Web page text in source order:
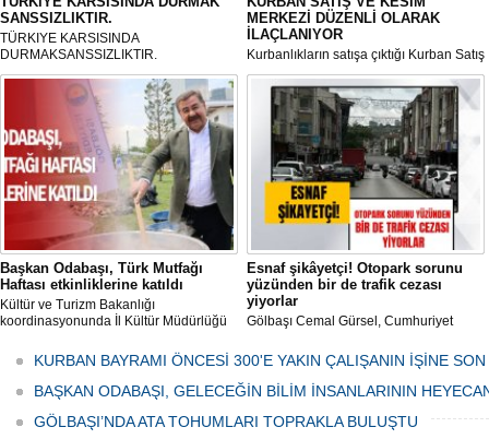
SANSSIZLIKTIR.
TÜRKIYE KARSISINDA
DURMAKSANSSIZLIKTIR.
MERKEZİ DÜZENLİ OLARAK
İLAÇLANIYOR
Kurbanlıkların satışa çıktığı Kurban Satış
ve Kesim Merkezi, haşere ve
mikropların önüne geçilmesi amacıyla
her gün Gölbaşı Belediyesi ekipleri
tarafından düzenli olarak ilaçlanıyor.
Başkan Odabaşı, Türk Mutfağı
Haftası etkinliklerine katıldı
Kültür ve Turizm Bakanlığı
koordinasyonunda İl Kültür Müdürlüğü
Haftası" etkinlikleri Ankara'da devam
ediyor.
Esnaf şikâyetçi! Otopark sorunu
yüzünden bir de trafik cezası
yiyorlar
Gölbaşı Cemal Gürsel, Cumhuriyet
bulunan esnaf ve alışverişe gelen
vatandaşlar park cezaları yüzünden
canından bezdi.
KURBAN BAYRAMI ÖNCESİ 300'E YAKIN ÇALIŞANIN İŞİNE
BAŞKAN ODABAŞI, GELECEĞİN BİLİM İNSANLARININ
GÖLBAŞI’NDA ATA TOHUMLARI TOPRAKLA BULUŞTU